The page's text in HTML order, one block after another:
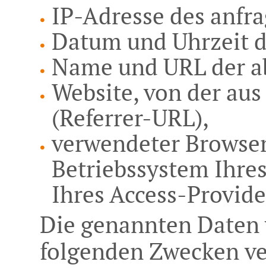
IP-Adresse des
Datum und Uhrzeit
Name und URL der
Website, von der
(Referrer-URL),
verwendeter
Betriebssystem
Ihres Access-
Die genannten
folgenden Zwecken